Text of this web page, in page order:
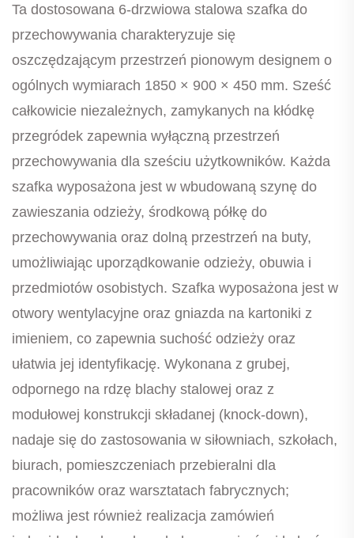
Ta dostosowana 6-drzwiowa stalowa szafka do
przechowywania charakteryzuje się
oszczędzającym przestrzeń pionowym designem o
ogólnych wymiarach 1850 × 900 × 450 mm. Sześć
całkowicie niezależnych, zamykanych na kłódkę
przegródek zapewnia wyłączną przestrzeń
przechowywania dla sześciu użytkowników. Każda
szafka wyposażona jest w wbudowaną szynę do
zawieszania odzieży, środkową półkę do
przechowywania oraz dolną przestrzeń na buty,
umożliwiając uporządkowanie odzieży, obuwia i
przedmiotów osobistych. Szafka wyposażona jest w
otwory wentylacyjne oraz gniazda na kartoniki z
imieniem, co zapewnia suchość odzieży oraz
ułatwia jej identyfikację. Wykonana z grubej,
odpornego na rdzę blachy stalowej oraz z
modułowej konstrukcji składanej (knock-down),
nadaje się do zastosowania w siłowniach, szkołach,
biurach, pomieszczeniach przebieralni dla
pracowników oraz warsztatach fabrycznych;
możliwa jest również realizacja zamówień